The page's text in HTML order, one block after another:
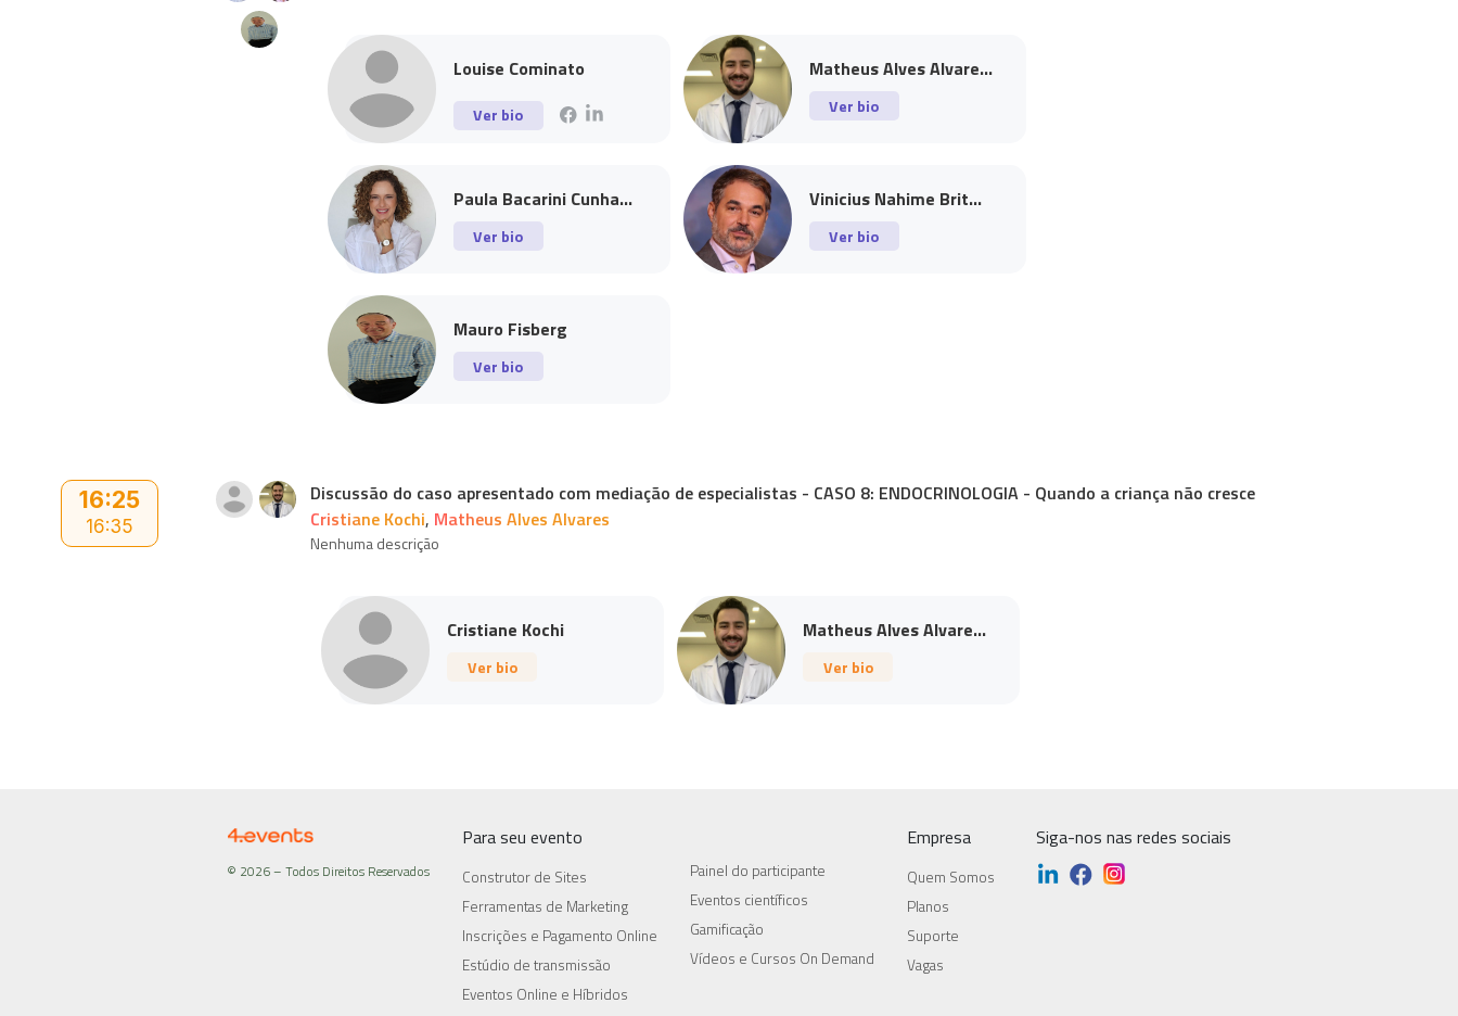
Louise Cominato
Ver bio
Matheus Alves Alvare...
Ver bio
Paula Bacarini Cunha...
Ver bio
Vinicius Nahime Brit...
Ver bio
Mauro Fisberg
Ver bio
16:25
16:35
Discussão do caso apresentado com mediação de especialistas - CASO 8: ENDOCRINOLOGIA - Quando a criança não cresce
Cristiane Kochi, Matheus Alves Alvares
Nenhuma descrição
Cristiane Kochi
Ver bio
Matheus Alves Alvare...
Ver bio
© 2026 – Todos Direitos Reservados
Para seu evento
Construtor de Sites
Ferramentas de Marketing
Inscrições e Pagamento Online
Estúdio de transmissão
Eventos Online e Híbridos
Painel do participante
Eventos científicos
Gamificação
Vídeos e Cursos On Demand
Empresa
Quem Somos
Planos
Suporte
Vagas
Siga-nos nas redes sociais